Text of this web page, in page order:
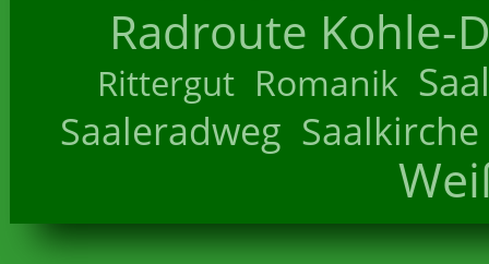
Radroute Kohle-
Rittergut Romanik
Saaleradweg Saalkirche